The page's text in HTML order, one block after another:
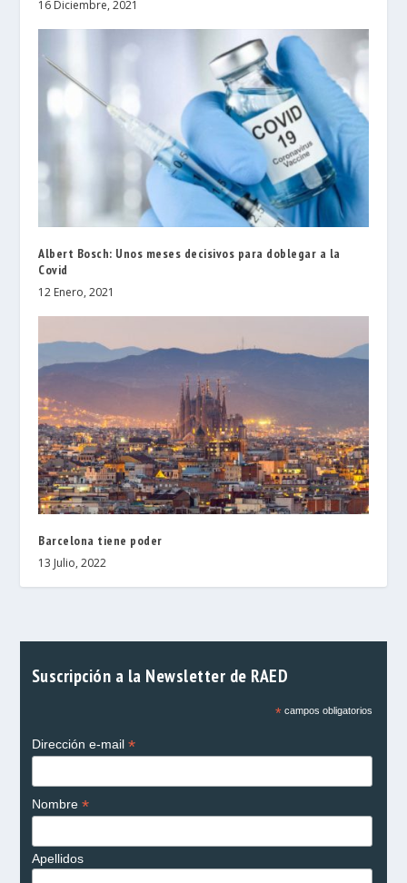
16 Diciembre, 2021
Albert Bosch: Unos meses decisivos para doblegar a la
Covid
12 Enero, 2021
Barcelona tiene poder
13 Julio, 2022
Suscripción a la Newsletter de RAED
*campos obligatorios
Dirección e-mail *
Nombre *
Apellidos